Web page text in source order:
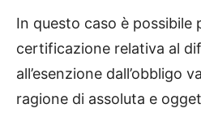
In questo caso è possibile
certificazione relativa al
all’esenzione dall’obbligo
ragione di assoluta e